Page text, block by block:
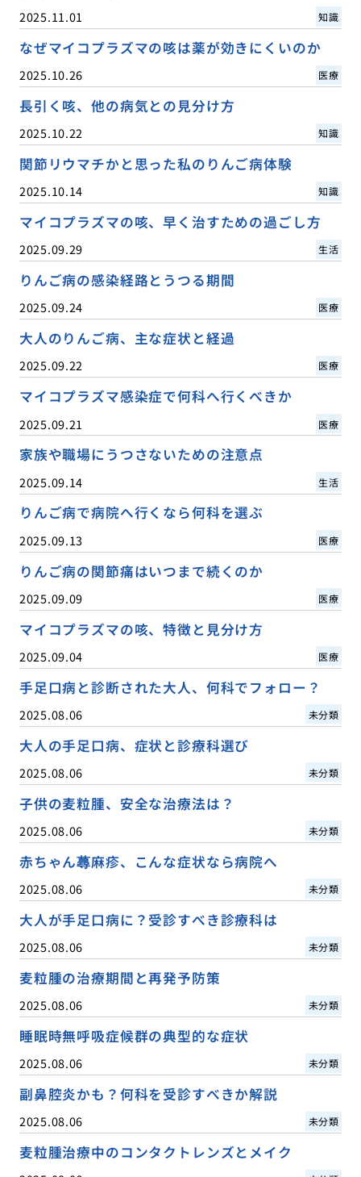
2025.11.01 知識
なぜマイコプラズマの咳は薬が効きにくいのか
2025.10.26 医療
長引く咳、他の病気との見分け方
2025.10.22 知識
関節リウマチかと思った私のりんご病体験
2025.10.14 知識
マイコプラズマの咳、早く治すための過ごし方
2025.09.29 生活
りんご病の感染経路とうつる期間
2025.09.24 医療
大人のりんご病、主な症状と経過
2025.09.22 医療
マイコプラズマ感染症で何科へ行くべきか
2025.09.21 医療
家族や職場にうつさないための注意点
2025.09.14 生活
りんご病で病院へ行くなら何科を選ぶ
2025.09.13 医療
りんご病の関節痛はいつまで続くのか
2025.09.09 医療
マイコプラズマの咳、特徴と見分け方
2025.09.04 医療
手足口病と診断された大人、何科でフォロー？
2025.08.06 未分類
大人の手足口病、症状と診療科選び
2025.08.06 未分類
子供の麦粒腫、安全な治療法は？
2025.08.06 未分類
赤ちゃん蕁麻疹、こんな症状なら病院へ
2025.08.06 未分類
大人が手足口病に？受診すべき診療科は
2025.08.06 未分類
麦粒腫の治療期間と再発予防策
2025.08.06 未分類
睡眠時無呼吸症候群の典型的な症状
2025.08.06 未分類
副鼻腔炎かも？何科を受診すべきか解説
2025.08.06 未分類
麦粒腫治療中のコンタクトレンズとメイク